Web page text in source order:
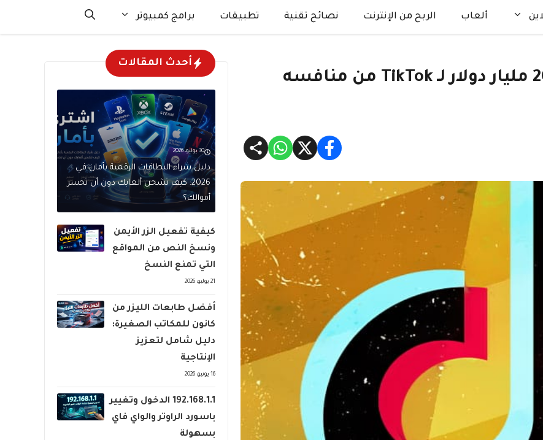
ألعاب الربح من الإنترنت نصائح تقنية تطبيقات برامج كمبيوتر
ByteDance تلقى عرضا بقيمة 20 مليار دولار لـ TikTok من منافسه
أحدث المقالات
30 يوليو، 2026
دليل شراء البطاقات الرقمية بأمان في
2026: كيف تشحن ألعابك دون أن تخسر
أموالك؟
كيفية تفعيل الزر الأيمن
ونسخ النص من المواقع
التي تمنع النسخ
21 يوليو، 2026
أفضل طابعات الليزر من
كانون للمكاتب الصغيرة:
دليل شامل لتعزيز
الإنتاجية
16 يونيو، 2026
192.168.1.1 الدخول وتغيير
باسورد الراوتر والواي فاي
بسهولة